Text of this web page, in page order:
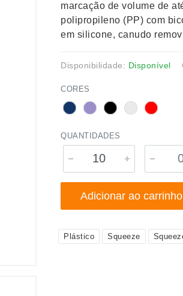
Cuidados Pessoais
Escritório
marcação de volume de
polipropileno (PP) com
em silicone, canudo
Disponibilidade: Disponível
CORES
QUANTIDADES
Adicionar ao carrinho
Plástico Squeeze